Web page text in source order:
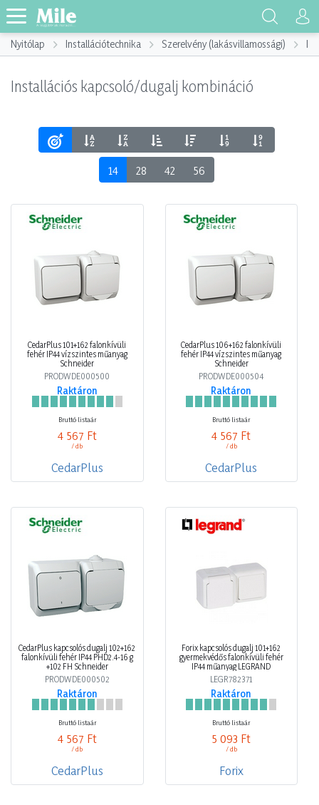
Nyitólap Installációtechnika Szerelvény (lakásvillamossági)
Installációs kapcsoló/dugalj kombináció
14 28 42 56
CedarPlus 101+162 falonkívüli
fehér IP44 vízszintes műanyag
Schneider
PRODWDE000500
Raktáron
Bruttó listaár
4 567 Ft
/ db
CedarPlus
CedarPlus 106+162 falonkívüli
fehér IP44 vízszintes műanyag
Schneider
PRODWDE000504
Raktáron
Bruttó listaár
4 567 Ft
/ db
CedarPlus
CedarPlus kapcsolós dugalj 102+162
falonkívüli fehér IP44 PHD2.4-16 g
+102 FH Schneider
PRODWDE000502
Raktáron
Bruttó listaár
4 567 Ft
/ db
CedarPlus
Forix kapcsolós dugalj 101+162
gyermekvédős falonkívüli fehér
IP44 műanyag LEGRAND
LEGR782371
Raktáron
Bruttó listaár
5 093 Ft
/ db
Forix